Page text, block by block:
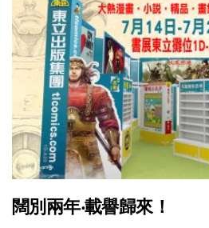
闊別兩年‧載譽歸來！